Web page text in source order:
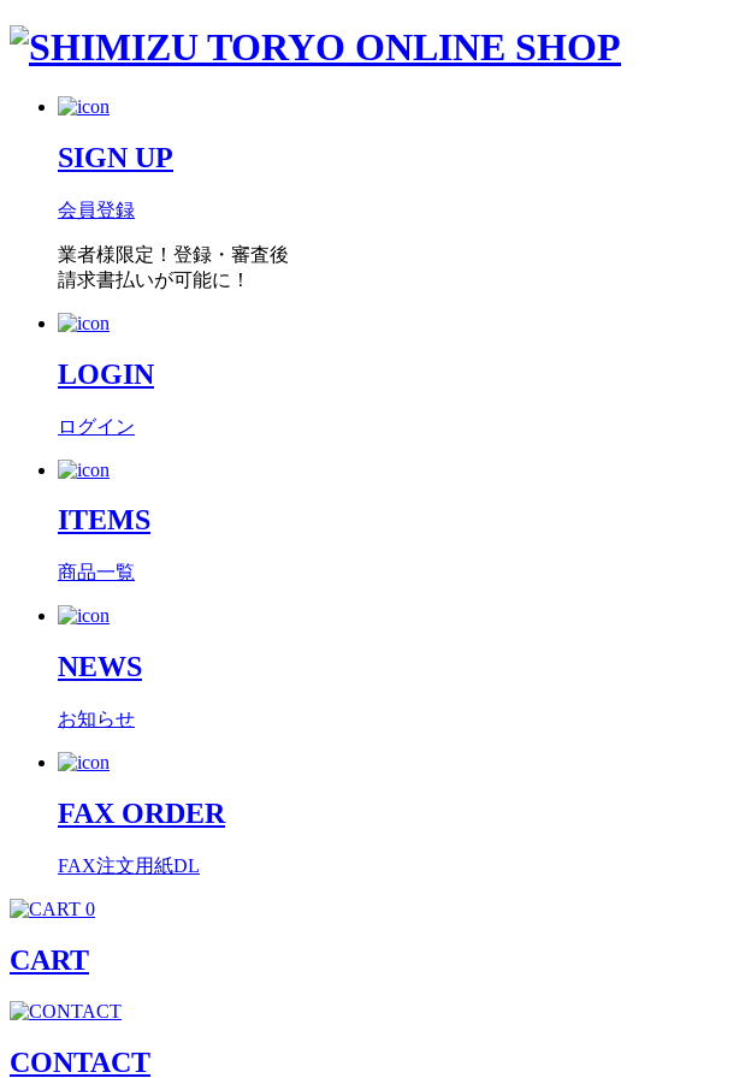
SIGN UP
会員登録
業者様限定！ 登録・審査後
請求書払いが可能に！
LOGIN
ログイン
ITEMS
商品一覧
NEWS
お知らせ
FAX ORDER
FAX注文用紙DL
0
CART
CONTACT